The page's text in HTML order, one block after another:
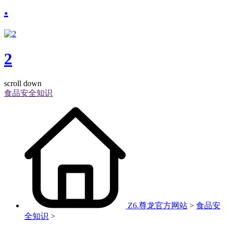
.
2
scroll down
食品安全知识
Z6.尊龙官方网站 > 食品安
全知识 >